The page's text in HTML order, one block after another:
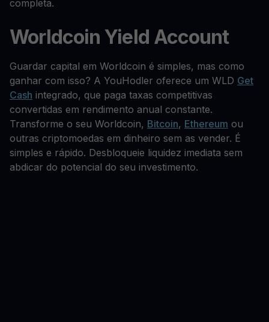
completa.
Worldcoin Yield Account
Guardar capital em Worldcoin é simples, mas como
ganhar com isso? A YouHodler oferece um WLD Get
Cash integrado, que paga taxas competitivas
convertidas em rendimento anual constante.
Transforme o seu Worldcoin, Bitcoin, Ethereum ou
outras criptomoedas em dinheiro sem as vender. É
simples e rápido. Desbloqueie liquidez imediata sem
abdicar do potencial do seu investimento.